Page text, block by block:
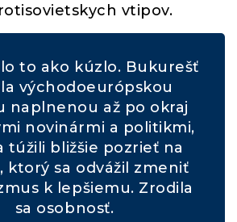
vtipov.
to ako kúzlo. Bukurešť
východoeurópskou
naplnenou až po okraj
novinármi a politikmi,
túžili bližšie pozrieť na
ktorý sa odvážil zmeniť
k lepšiemu. Zrodila
sa osobnosť.